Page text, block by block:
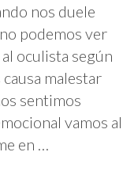
nos duele
podemos ver
oculista según
causa malestar
sentimos
vamos al
en …